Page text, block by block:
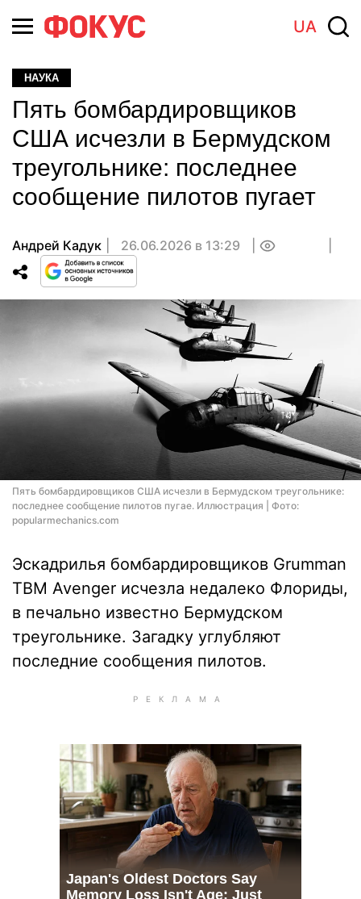
UA
НАУКА
Пять бомбардировщиков
США исчезли в Бермудском
треугольнике: последнее
сообщение пилотов пугает
Андрей Кадук 26.06.2026 в 13:29
Пять бомбардировщиков США исчезли в Бермудском треугольнике:
последнее сообщение пилотов пугае. Иллюстрация | Фото:
popularmechanics.com
Эскадрилья бомбардировщиков Grumman
TBM Avenger исчезла недалеко Флориды,
в печально известно Бермудском
треугольнике. Загадку углубляют
последние сообщения пилотов.